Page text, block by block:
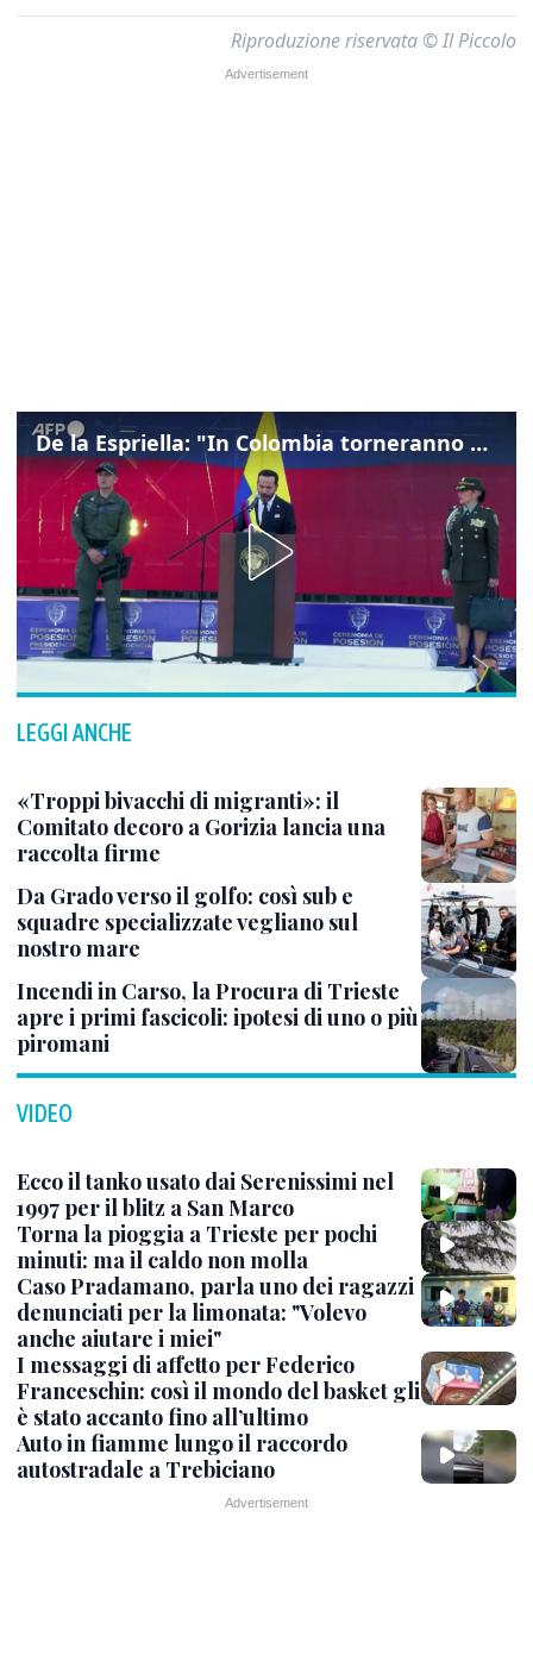
Riproduzione riservata © Il Piccolo
De la Espriella: "In Colombia torneranno ordine, autorità e libertà"
LEGGI ANCHE
«Troppi bivacchi di migranti»: il
Comitato decoro a Gorizia lancia una
raccolta firme
Da Grado verso il golfo: così sub e
squadre specializzate vegliano sul
nostro mare
Incendi in Carso, la Procura di Trieste
apre i primi fascicoli: ipotesi di uno o più
piromani
VIDEO
Ecco il tanko usato dai Serenissimi nel
1997 per il blitz a San Marco
Torna la pioggia a Trieste per pochi
minuti: ma il caldo non molla
Caso Pradamano, parla uno dei ragazzi
denunciati per la limonata: "Volevo
anche aiutare i miei"
I messaggi di affetto per Federico
Franceschin: così il mondo del basket gli
è stato accanto fino all’ultimo
Auto in fiamme lungo il raccordo
autostradale a Trebiciano